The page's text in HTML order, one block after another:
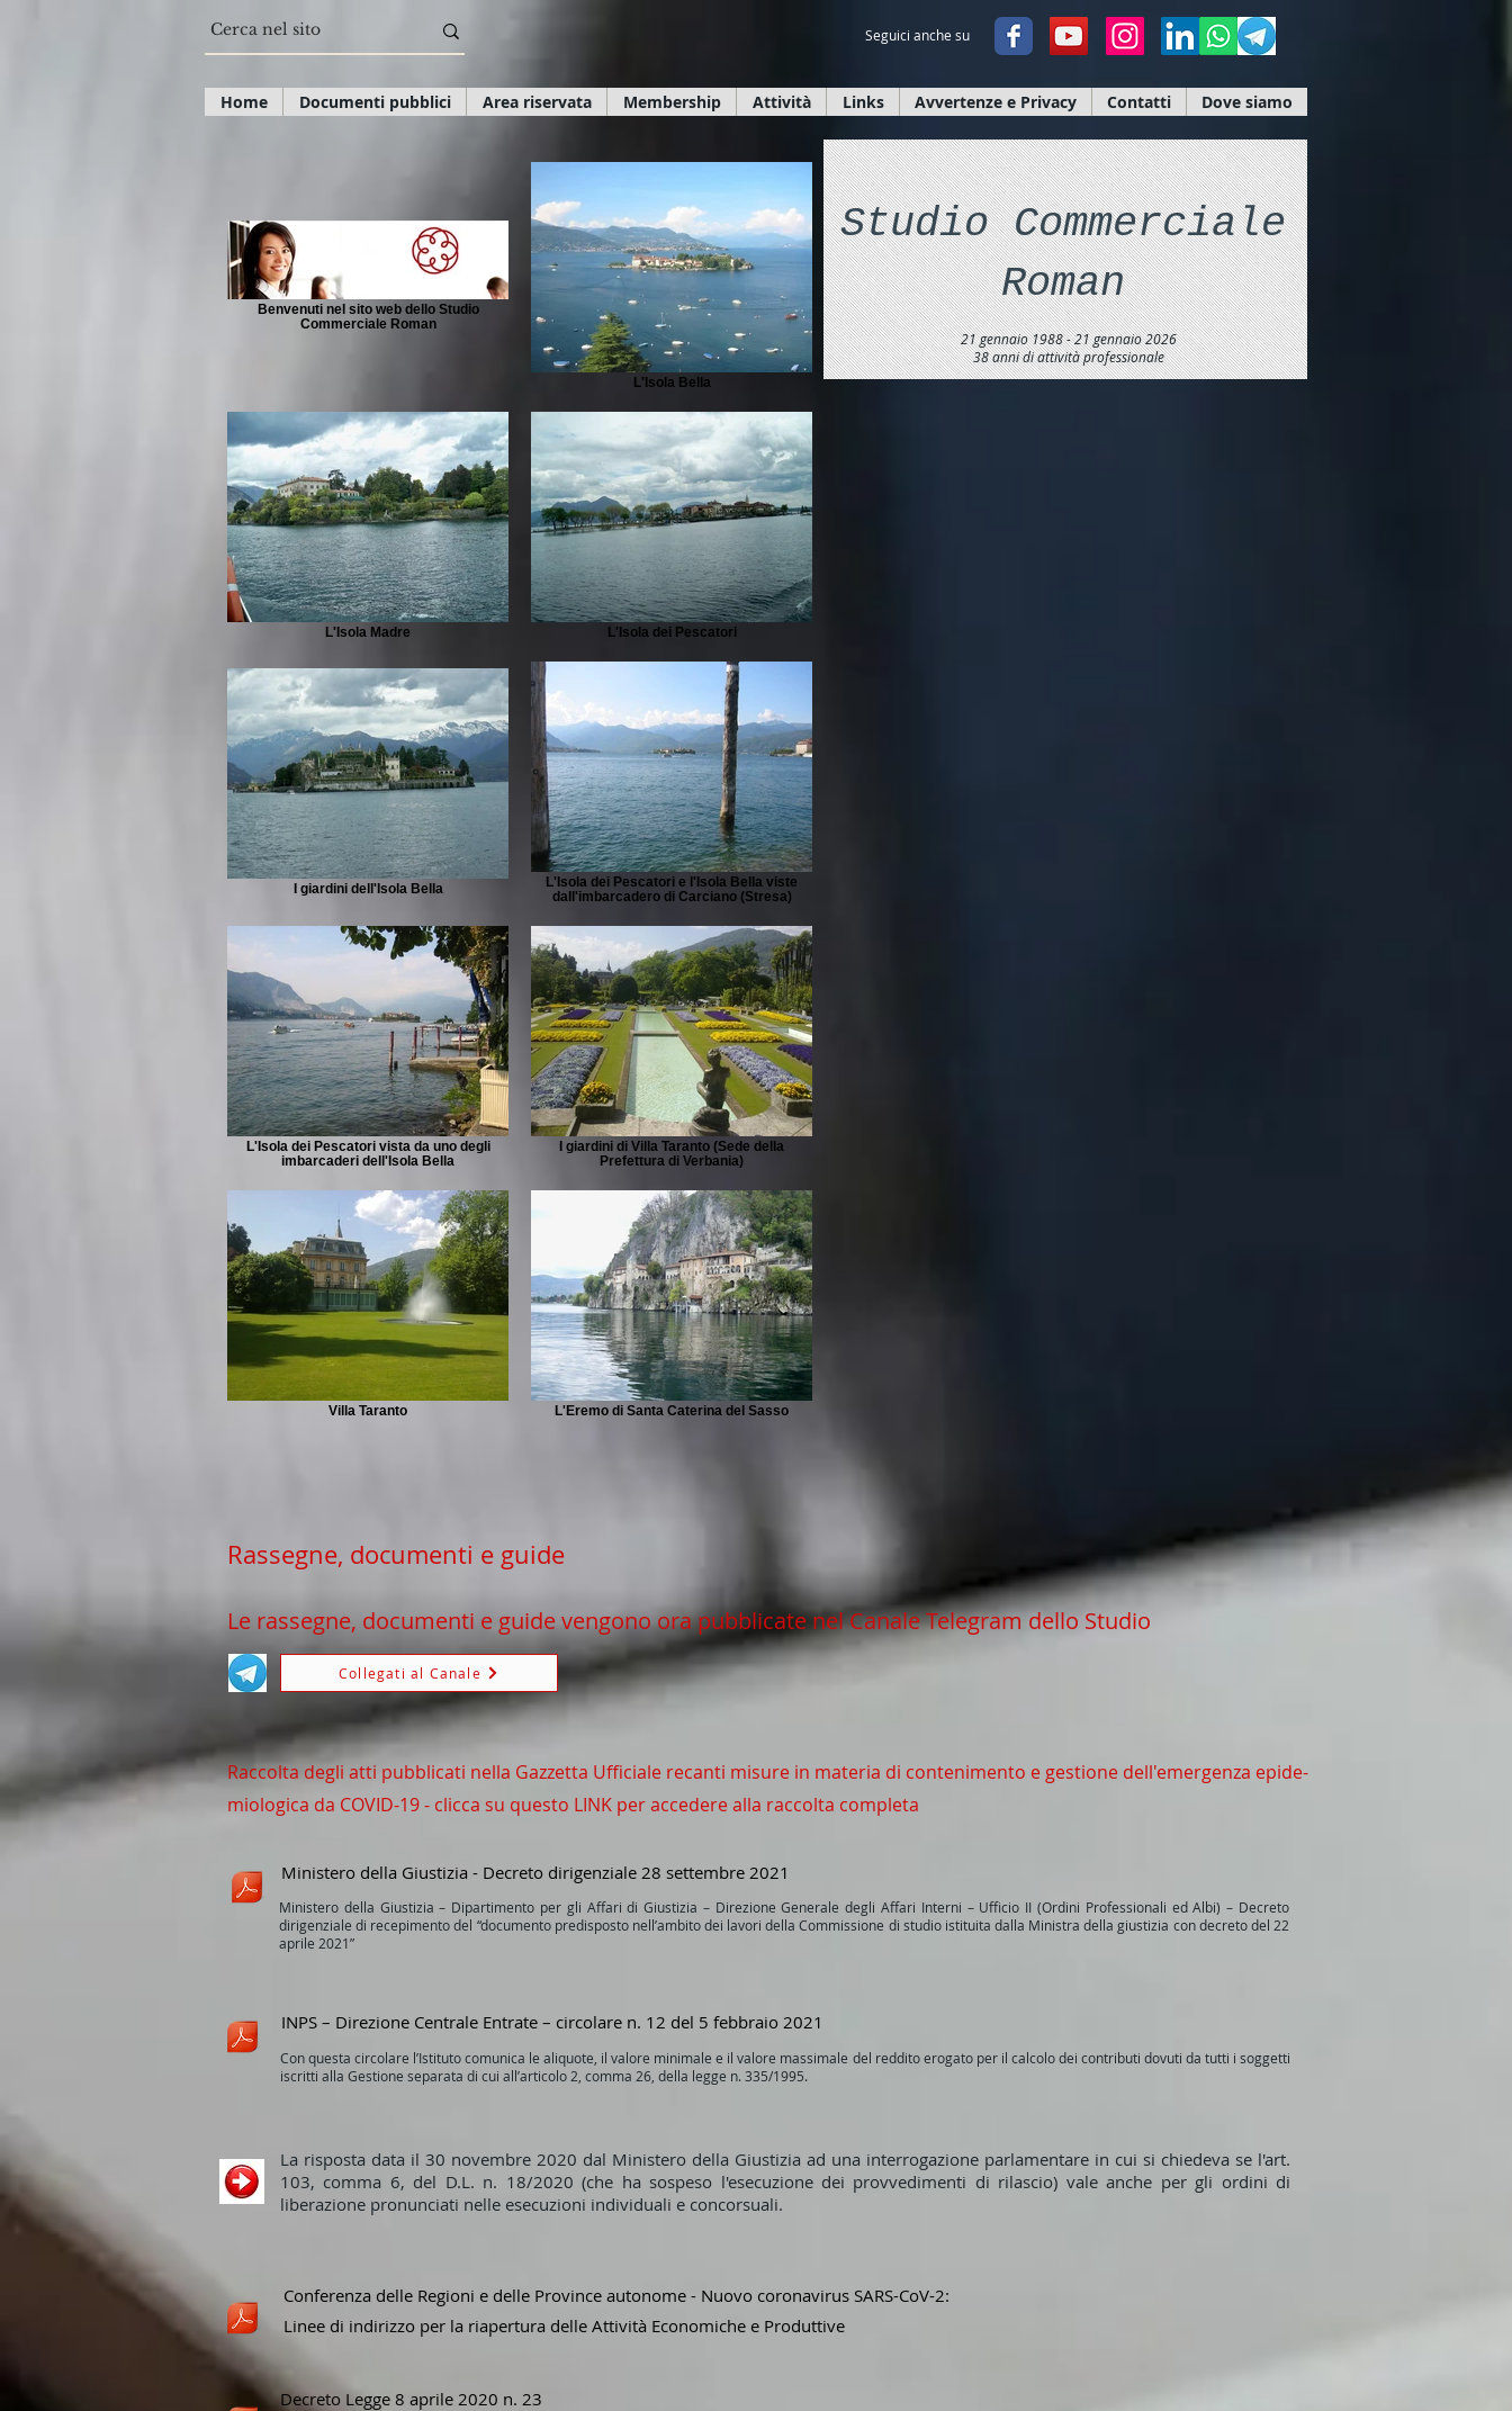
Seguici anche su
Home Documenti pubblici Area riservata Membership Attività Links Avvertenze e Privacy Contatti Dove siamo
Benvenuti nel sito web dello Studio
Commerciale Roman
L'Isola Bella
L'Isola Madre L'Isola dei Pescatori
I giardini dell'Isola Bella
L'Isola dei Pescatori e l'Isola Bella viste
dall'imbarcadero di Carciano (Stresa)
L'Isola dei Pescatori vista da uno degli
imbarcaderi dell'Isola Bella
I giardini di Villa Taranto (Sede della
Prefettura di Verbania)
Villa Taranto L'Eremo di Santa Caterina del Sasso
Studio Commerciale
Roman
21 gennaio 1988 - 21 gennaio 2026
38 anni di attività professionale
Rassegne, documenti e guide
Le rassegne, documenti e guide vengono ora pubblicate nel Canale Telegram dello Studio
Collegati al Canale
Raccolta degli atti pubblicati nella Gazzetta Ufficiale recanti misure in materia di contenimento e gestione dell'emergenza epide-
miologica da COVID-19 - clicca su questo LINK per accedere alla raccolta completa
Ministero della Giustizia - Decreto dirigenziale 28 settembre 2021
Ministero della Giustizia – Dipartimento per gli Affari di Giustizia – Direzione Generale degli Affari Interni – Ufficio II (Ordini Professionali ed Albi) – Decreto
dirigenziale di recepimento del “documento predisposto nell’ambito dei lavori della Commissione di studio istituita dalla Ministra della giustizia con decreto del 22
aprile 2021”
INPS – Direzione Centrale Entrate – circolare n. 12 del 5 febbraio 2021
Con questa circolare l’Istituto comunica le aliquote, il valore minimale e il valore massimale del reddito erogato per il calcolo dei contributi dovuti da tutti i soggetti
iscritti alla Gestione separata di cui all’articolo 2, comma 26, della legge n. 335/1995.
La risposta data il 30 novembre 2020 dal Ministero della Giustizia ad una interrogazione parlamentare in cui si chiedeva se l'art.
103, comma 6, del D.L. n. 18/2020 (che ha sospeso l'esecuzione dei provvedimenti di rilascio) vale anche per gli ordini di
liberazione pronunciati nelle esecuzioni individuali e concorsuali.
Conferenza delle Regioni e delle Province autonome - Nuovo coronavirus SARS-CoV-2:
Linee di indirizzo per la riapertura delle Attività Economiche e Produttive
Decreto Legge 8 aprile 2020 n. 23